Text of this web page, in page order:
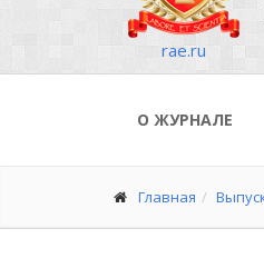
rae.ru
О ЖУРНАЛЕ
Главная